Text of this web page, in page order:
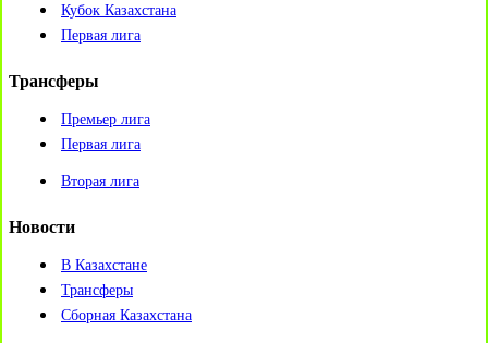
Кубок Казахстана
Первая лига
Трансферы
Премьер лига
Первая лига
Вторая лига
Новости
В Казахстане
Трансферы
Сборная Казахстана